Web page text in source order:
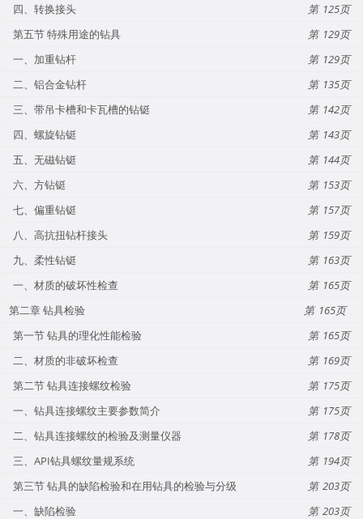
四、转换接头
125
第五节 特殊用途的钻具
129
一、加重钻杆
129
二、铝合金钻杆
135
三、带吊卡槽和卡瓦槽的钻铤
142
四、螺旋钻铤
143
五、无磁钻铤
144
六、方钻铤
153
七、偏重钻铤
157
八、高抗扭钻杆接头
159
九、柔性钻铤
163
一、材质的破坏性检查
165
第二章 钻具检验
165
第一节 钻具的理化性能检验
165
二、材质的非破坏检查
169
第二节 钻具连接螺纹检验
175
一、钻具连接螺纹主要参数简介
175
二、钻具连接螺纹的检验及测量仪器
178
三、API钻具螺纹量规系统
194
第三节 钻具的缺陷检验和在用钻具的检验与分级
203
一、缺陷检验
203